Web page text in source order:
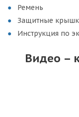
Ремень
Защитные
Инструкция по
Видео –